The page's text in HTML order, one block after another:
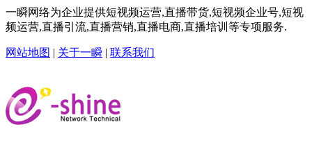
一瞬网络为企业提供短视频运营,直播带货,短视频企业号,短视
频运营,直播引流,直播营销,直播电商,直播培训等专项服务.
网站地图 | 关于一瞬 | 联系我们